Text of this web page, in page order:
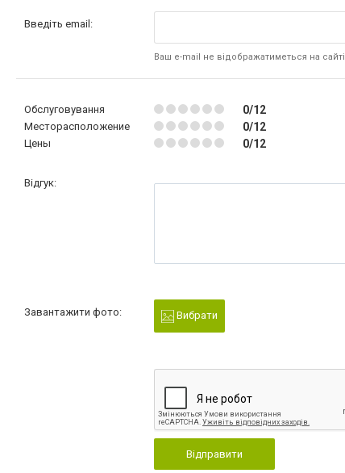
Введіть email:
Ваш e-mail не відображатиметься на сайті
Обслуговування 0/12
Месторасположение 0/12
Цены 0/12
Відгук:
Завантажити фото: Вибрати
Відправити